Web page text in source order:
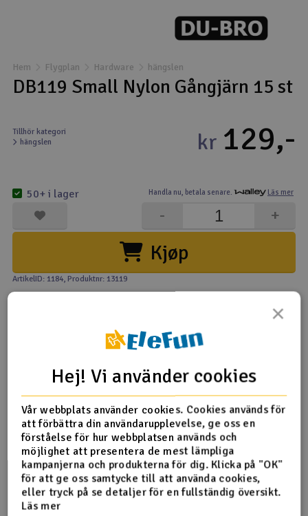
Drönare
Drönare för FPV
Flygplan
Kamerautrustning
Modellbygg- och byggsatser
Modelljärnväg
Radioutrustning
Raketer
Scooter & elfordon
Smarthem, lek och hobby
Solenergi
Hem Flygplan Hardware hängslen
DB119 Small Nylon Gångjärn 15 st
Tillhör kategori
hängslen
Handla nu, betala senare. Läs mer
kr 129,-
Kjøp
+
-
50+ i lager
ArtikelID: 1184, Produktnr: 13119
Produktinformation
DB119 Small Nylon Gångjärn 15 st
×
Hej! Vi använder cookies
Vår webbplats använder cookies. Cookies används för
att förbättra din användarupplevelse, ge oss en
förståelse för hur webbplatsen används och
möjlighet att presentera de mest lämpliga
kampanjerna och produkterna för dig. Klicka på "OK"
för att ge oss samtycke till att använda cookies,
eller tryck på se detaljer för en fullständig översikt.
Läs mer